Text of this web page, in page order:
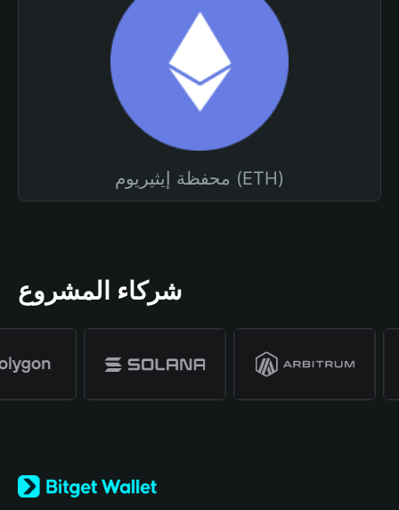
محفظة إيثيريوم (ETH)
شركاء المشروع